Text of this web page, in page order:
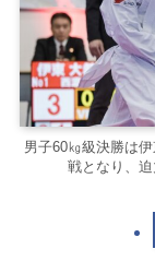
男子60㎏級決勝は
戦となり、